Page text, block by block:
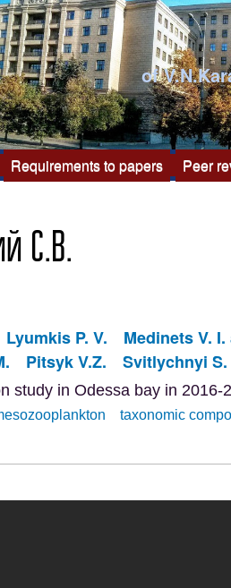
of
Requirements to papers Peer
С.В.
Lyumkis P. V.
Medinets V. I.
Pitsyk V.Z. Svitlychnyi S.
study in Odessa bay in 2016-
taxonomic